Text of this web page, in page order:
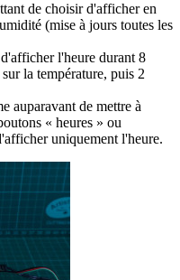
de choisir d'afficher en
(mise à jours toutes les
l'heure durant 8
la température, puis 2
auparavant de mettre à
« heures » ou
uniquement l'heure.